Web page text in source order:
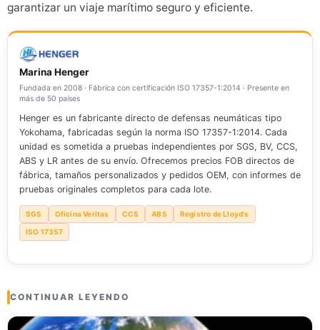
garantizar un viaje marítimo seguro y eficiente.
Marina Henger
Fundada en 2008 · Fábrica con certificación ISO 17357-1:2014 · Presente en
más de 50 países
Henger es un fabricante directo de defensas neumáticas tipo
Yokohama, fabricadas según la norma ISO 17357-1:2014. Cada
unidad es sometida a pruebas independientes por SGS, BV, CCS,
ABS y LR antes de su envío. Ofrecemos precios FOB directos de
fábrica, tamaños personalizados y pedidos OEM, con informes de
pruebas originales completos para cada lote.
SGS Oficina Veritas CCS ABS Registro de Lloyd's
ISO 17357
CONTINUAR LEYENDO